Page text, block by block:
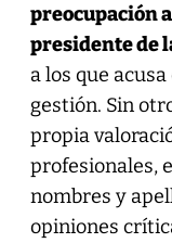
preocupación
presidente de
a los que
gestión. Sin
propia
profesionales,
nombres y
opiniones